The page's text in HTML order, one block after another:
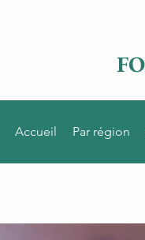
Accueil Par région